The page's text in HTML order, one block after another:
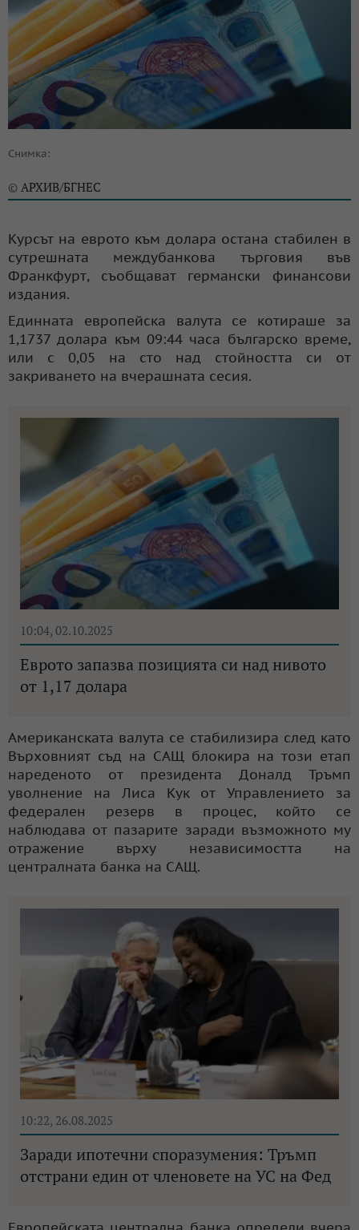
Снимка:
© АРХИВ/БГНЕС
Курсът на еврото към долара остана стабилен в
сутрешната междубанкова търговия във
Франкфурт, съобщават германски финансови
издания.
Единната европейска валута се котираше за
1,1737 долара към 09:44 часа българско време,
или с 0,05 на сто над стойността си от
закриването на вчерашната сесия.
10:04, 02.10.2025
Еврото запазва позицията си над нивото
от 1,17 долара
Американската валута се стабилизира след като
Върховният съд на САЩ блокира на този етап
нареденото от президента Доналд Тръмп
уволнение на Лиса Кук от Управлението за
федерален резерв в процес, който се
наблюдава от пазарите заради възможното му
отражение върху независимостта на
централната банка на САЩ.
10:22, 26.08.2025
Заради ипотечни споразумения: Тръмп
отстрани един от членовете на УС на Фед